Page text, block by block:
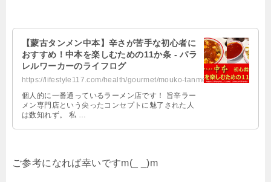
【蒙古タンメン中本】辛さが苦手な初心者に
おすすめ！中本を楽しむための11か条 - パラ
レルワーカーのライフログ
https://lifestyle117.com/health/gourmet/mouko-tanmen-nakamoto-beginner/
個人的に一番通っているラーメン店です！ 旨辛ラー
メン専門店という尖ったコンセプトに魅了された人
は数知れず。 私 …
ご参考になれば幸いですm(_ _)m